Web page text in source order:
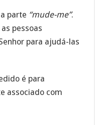
parte “mude-me”.
pessoas
para ajudá-las
é para
associado com